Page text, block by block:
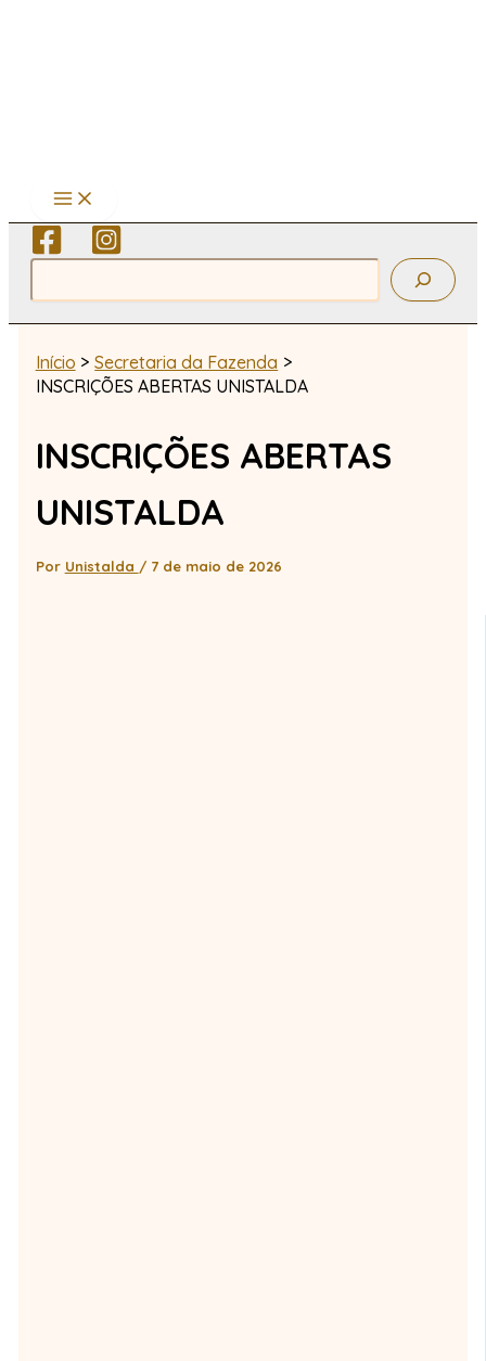
Pesquisar
Início
Secretaria da Fazenda
INSCRIÇÕES ABERTAS UNISTALDA
INSCRIÇÕES ABERTAS
UNISTALDA
Por Unistalda / 7 de maio de 2026